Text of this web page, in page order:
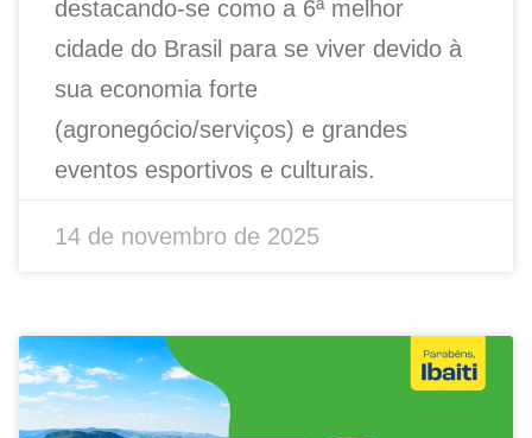
destacando-se como a 6ª melhor
cidade do Brasil para se viver devido à
sua economia forte
(agronegócio/serviços) e grandes
eventos esportivos e culturais.
14 de novembro de 2025